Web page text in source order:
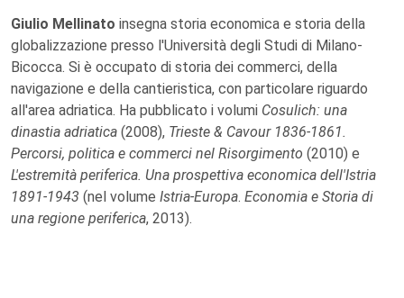
Giulio Mellinato insegna storia economica e storia della
globalizzazione presso l'Università degli Studi di Milano-
Bicocca. Si è occupato di storia dei commerci, della
navigazione e della cantieristica, con particolare riguardo
all'area adriatica. Ha pubblicato i volumi Cosulich: una
dinastia adriatica (2008), Trieste & Cavour 1836-1861.
Percorsi, politica e commerci nel Risorgimento (2010) e
L'estremità periferica. Una prospettiva economica dell'Istria
1891-1943 (nel volume Istria-Europa. Economia e Storia di
una regione periferica, 2013).